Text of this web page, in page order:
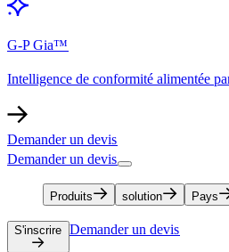
G-P Gia™​​
Intelligence de conformité alimentée
Demander un devis​​
Demander un devis​​
Produits​​ solution​​ Pays​​
S'inscrire​​ Demander un devis​​